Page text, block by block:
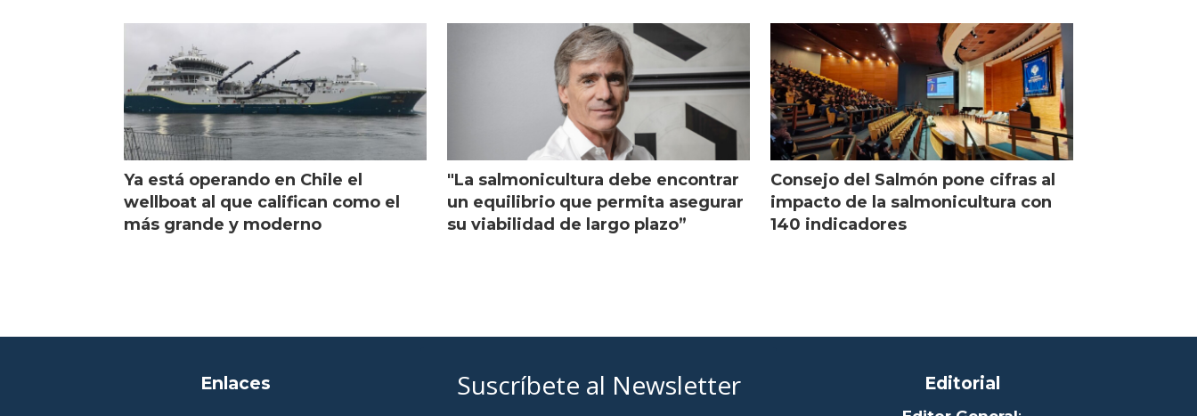
Ya está operando en Chile el
wellboat al que califican como el
más grande y moderno
"La salmonicultura debe encontrar
un equilibrio que permita asegurar
su viabilidad de largo plazo”
Consejo del Salmón pone cifras al
impacto de la salmonicultura con
140 indicadores
Enlaces Suscríbete al Newsletter Editorial